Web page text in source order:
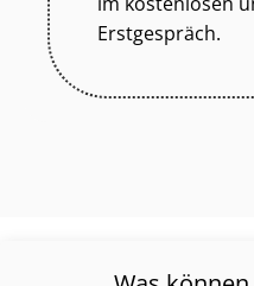
Erstgespräch.